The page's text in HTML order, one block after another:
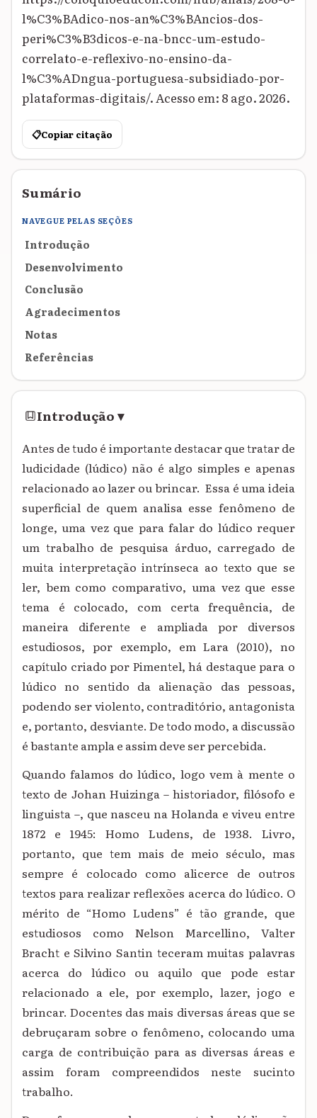
l%C3%BAdico-nos-an%C3%BAncios-dos-
peri%C3%B3dicos-e-na-bncc-um-estudo-
correlato-e-reflexivo-no-ensino-da-
l%C3%ADngua-portuguesa-subsidiado-por-
plataformas-digitais/. Acesso em: 8 ago. 2026.
📋Copiar citação
Sumário
NAVEGUE PELAS SEÇÕES
Introdução
Desenvolvimento
Conclusão
Agradecimentos
Notas
Referências
Introdução▾
Antes de tudo é importante destacar que tratar de
ludicidade (lúdico) não é algo simples e apenas
relacionado ao lazer ou brincar. Essa é uma ideia
superficial de quem analisa esse fenômeno de
longe, uma vez que para falar do lúdico requer
um trabalho de pesquisa árduo, carregado de
muita interpretação intrínseca ao texto que se
ler, bem como comparativo, uma vez que esse
tema é colocado, com certa frequência, de
maneira diferente e ampliada por diversos
estudiosos, por exemplo, em Lara (2010), no
capítulo criado por Pimentel, há destaque para o
lúdico no sentido da alienação das pessoas,
podendo ser violento, contraditório, antagonista
e, portanto, desviante. De todo modo, a discussão
é bastante ampla e assim deve ser percebida.
Quando falamos do lúdico, logo vem à mente o
texto de Johan Huizinga – historiador, filósofo e
linguista –, que nasceu na Holanda e viveu entre
1872 e 1945: Homo Ludens, de 1938. Livro,
portanto, que tem mais de meio século, mas
sempre é colocado como alicerce de outros
textos para realizar reflexões acerca do lúdico. O
mérito de “Homo Ludens” é tão grande, que
estudiosos como Nelson Marcellino, Valter
Bracht e Silvino Santin teceram muitas palavras
acerca do lúdico ou aquilo que pode estar
relacionado a ele, por exemplo, lazer, jogo e
brincar. Docentes das mais diversas áreas que se
debruçaram sobre o fenômeno, colocando uma
carga de contribuição para as diversas áreas e
assim foram compreendidos neste sucinto
trabalho.